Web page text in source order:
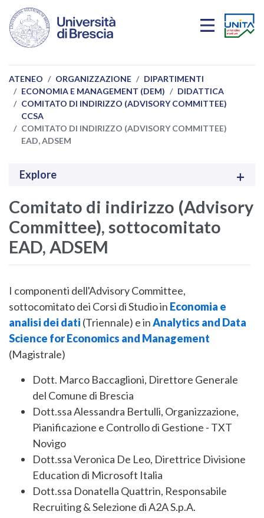
Salta al contenuto principale
ATENEO ORGANIZZAZIONE
DIPARTIMENTI
ECONOMIA E MANAGEMENT (DEM)
DIDATTICA
COMITATO DI INDIRIZZO (ADVISORY COMMITTEE)
CCSA
COMITATO DI INDIRIZZO (ADVISORY COMMITTEE)
EAD, ADSEM
Explore
Comitato di indirizzo (Advisory
Committee), sottocomitato
EAD, ADSEM
I componenti dell'Advisory Committee,
sottocomitato dei Corsi di Studio in Economia e
analisi dei dati (Triennale) e inAnalytics and Data
Science for Economics and Management
(Magistrale)
Dott. Marco Baccaglioni, Direttore Generale
del Comune di Brescia
Dott.ssa Alessandra Bertulli, Organizzazione,
Pianificazione e Controllo di Gestione - TXT
Novigo
Dott.ssa Veronica De Leo, Direttrice Divisione
Education di Microsoft Italia
Dott.ssa Donatella Quattrin, Responsabile
Recruiting & Selezione di A2A S.p.A.